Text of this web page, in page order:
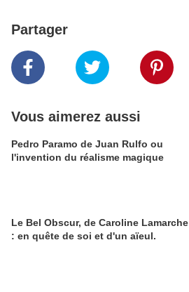
Partager
Vous aimerez aussi
Pedro Paramo de Juan Rulfo ou
l'invention du réalisme magique
Le Bel Obscur, de Caroline Lamarche
: en quête de soi et d'un aïeul.